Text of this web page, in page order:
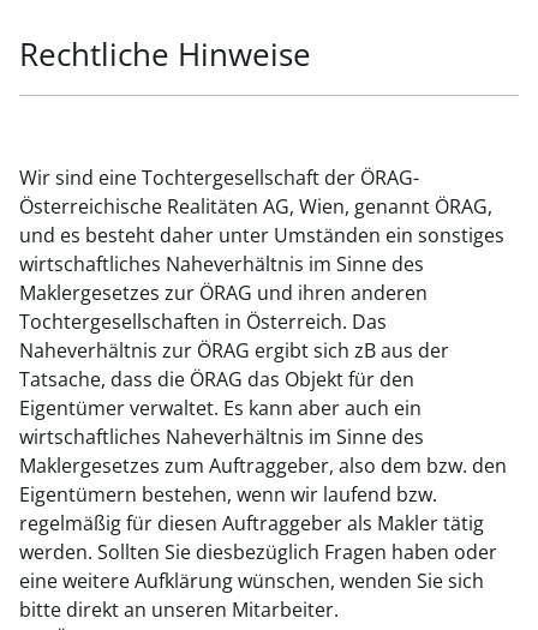
Rechtliche Hinweise
Wir sind eine Tochtergesellschaft der ÖRAG-
Österreichische Realitäten AG, Wien, genannt ÖRAG,
und es besteht daher unter Umständen ein sonstiges
wirtschaftliches Naheverhältnis im Sinne des
Maklergesetzes zur ÖRAG und ihren anderen
Tochtergesellschaften in Österreich. Das
Naheverhältnis zur ÖRAG ergibt sich zB aus der
Tatsache, dass die ÖRAG das Objekt für den
Eigentümer verwaltet. Es kann aber auch ein
wirtschaftliches Naheverhältnis im Sinne des
Maklergesetzes zum Auftraggeber, also dem bzw. den
Eigentümern bestehen, wenn wir laufend bzw.
regelmäßig für diesen Auftraggeber als Makler tätig
werden. Sollten Sie diesbezüglich Fragen haben oder
eine weitere Aufklärung wünschen, wenden Sie sich
bitte direkt an unseren Mitarbeiter.